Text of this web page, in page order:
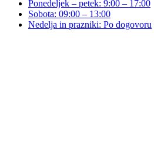
Ponedeljek – petek: 9:00 – 17:00
Sobota: 09:00 – 13:00
Nedelja in prazniki: Po dogovoru